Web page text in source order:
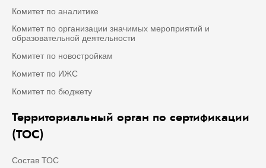
Комитет по аналитике
Комитет по организации значимых мероприятий и
образовательной деятельности
Комитет по новостройкам
Комитет по ИЖС
Комитет по бюджету
Территориальный орган по сертификации
(ТОС)
Состав ТОС